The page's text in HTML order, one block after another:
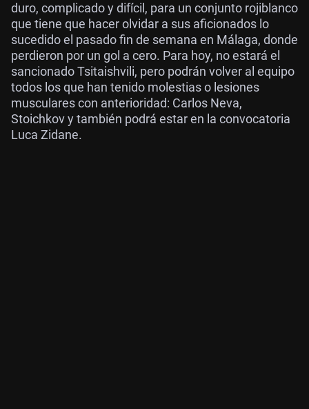
duro, complicado y difícil, para un conjunto rojiblanco
que tiene que hacer olvidar a sus aficionados lo
sucedido el pasado fin de semana en Málaga, donde
perdieron por un gol a cero. Para hoy, no estará el
sancionado Tsitaishvili, pero podrán volver al equipo
todos los que han tenido molestias o lesiones
musculares con anterioridad: Carlos Neva,
Stoichkov y también podrá estar en la convocatoria
Luca Zidane.